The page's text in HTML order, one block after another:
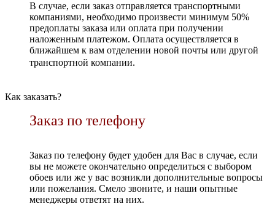
В случае, если заказ отправляется транспортными
компаниями, необходимо произвести минимум 50%
предоплаты заказа или оплата при получении
наложенным платежом. Оплата осуществляется в
ближайшем к вам отделении новой почты или другой
транспортной компании.
Как заказать?
Заказ по телефону
Заказ по телефону будет удобен для Вас в случае, если
вы не можете окончательно определиться с выбором
обоев или же у вас возникли дополнительные вопросы
или пожелания. Смело звоните, и наши опытные
менеджеры ответят на них.